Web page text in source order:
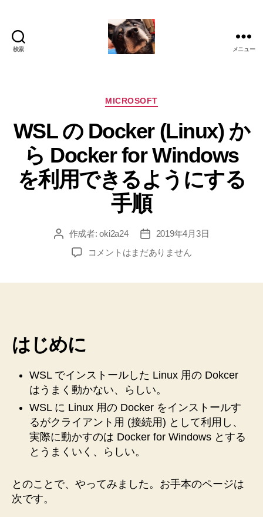
検索 メニュー
カ
ゴ
リ
ー
MICROSOFT
WSL の Docker (Linux) か
ら Docker for Windows
を利用できるようにする
手順
投 作成者:oki2a24
投
稿
日
2019年4月3日
WSL
利
用
で
き
る
よ
う
す
コメントはまだありません
はじめに
WSL でインストールした Linux 用の Dokcer
はうまく動かない、らしい。
WSL に Linux 用の Docker をインストールす
るがクライアント用 (接続用) として利用し、
実際に動かすのは Docker for Windows とする
とうまくいく、らしい。
とのことで、やってみました。お手本のページは
次です。